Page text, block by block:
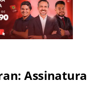
Assinatura